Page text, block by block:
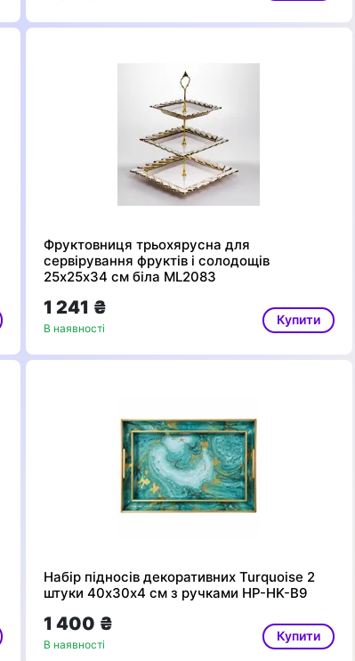
Фруктовниця трьохярусна для
сервірування фруктів і солодощів
25х25х34 см біла ML2083
1 241 ₴
В наявності
Купити
Набір підносів декоративних Turquoise 2
штуки 40х30х4 см з ручками HP-HK-B9
1 400 ₴
В наявності
Купити